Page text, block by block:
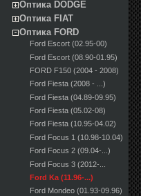
Оптика DODGE
Оптика FIAT
Оптика FORD
Ford Escort (02.95-00)
Ford Escort (08.90-01.95)
FORD F150 (2004 - 2008)
Ford Fiesta (2008 - ...)
Ford Fiesta (04.89-09.95)
Ford Fiesta (05.02-08)
Ford Fiesta (10.95-04.02)
Ford Focus 1 (10.98-10.04)
Ford Focus 2 (09.04-...)
Ford Focus 3 (2012-...
Ford Ka (11.96-...)
Ford Mondeo (01.93-09.96)